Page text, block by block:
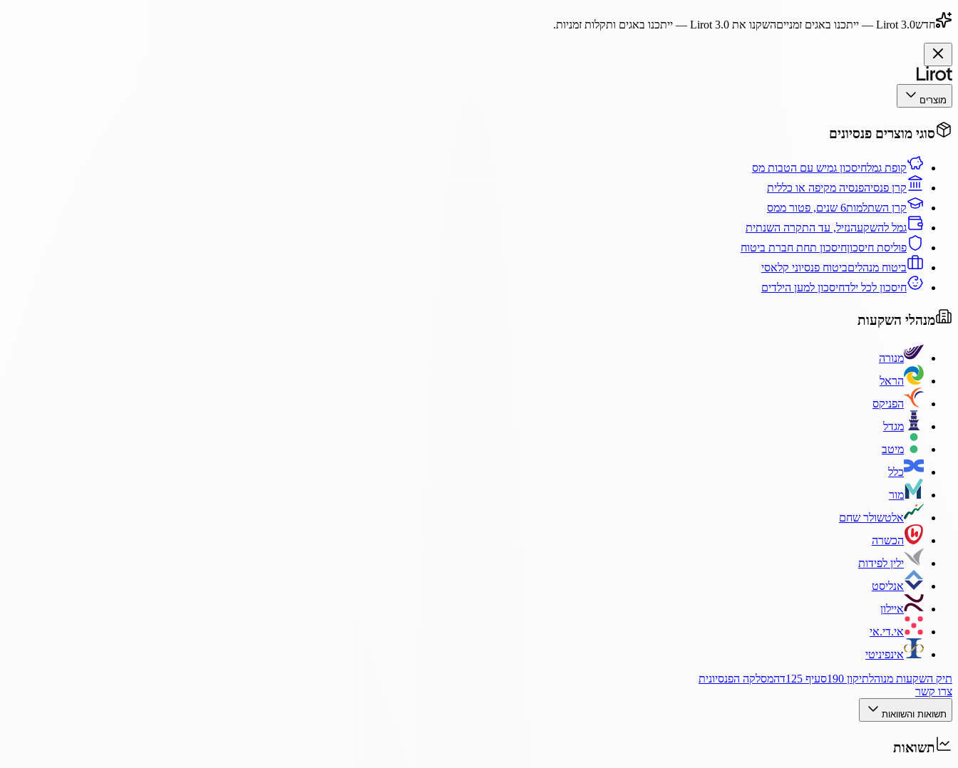
חדשLirot 3.0 — ייתכנו באגים זמנייםהשקנו את Lirot 3.0 — ייתכנו באגים ותקלות זמניות.
מוצרים
סוגי מוצרים פנסיונים
קופת גמלחיסכון גמיש עם הטבות מס
קרן פנסיהפנסיה מקיפה או כללית
קרן השתלמות6 שנים, פטור ממס
גמל להשקעהנזיל, עד התקרה השנתית
פוליסת חיסכוןחיסכון תחת חברת ביטוח
ביטוח מנהליםביטוח פנסיוני קלאסי
חיסכון לכל ילדחיסכון למען הילדים
מנהלי השקעות
מנורה
הראל
הפניקס
מגדל
מיטב
כלל
מור
אלטשולר שחם
הכשרה
ילין לפידות
אנליסט
איילון
אי.די.אי
אינפיניטי
תיק השקעות מנוהלתיקון 190 סעיף 125ד
המסלקה הפנסיונית
צרו קשר
תשואות והשוואות
תשואות